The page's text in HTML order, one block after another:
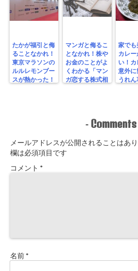
たかが福引と侮
ることなかれ！
東京マラソンの
ルルレモンブー
スが熱かった！
マンガと侮るこ
となかれ！株や
お金のことがよ
くわかる「マン
ガ恋する株式相
家でも
カレ
い！
意外に
うれ
- Comments
メールアドレスが公開されることはあり
欄は必須項目です
コメント *
名前*